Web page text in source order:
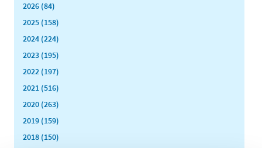
2026 (84)
2025 (158)
2024 (224)
2023 (195)
2022 (197)
2021 (516)
2020 (263)
2019 (159)
2018 (150)